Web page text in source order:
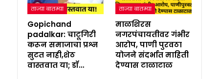
ताज्या बातम्या
Gopichand
padalkar: चाटूगिरी
करून समाजाचा प्रश्न
सुटत नाही,शेठ
वास्तवात या; डॉ…
ताज्या बातम्या
माळशिरस
नगरपंचायतीवर गंभीर
आरोप, पाणी पुरवठा
योजने संदर्भात माहिती
देण्यास टाळाटाळ